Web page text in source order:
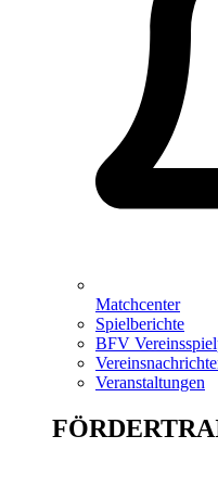
Matchcenter
Spielberichte
BFV
Veranstaltungen